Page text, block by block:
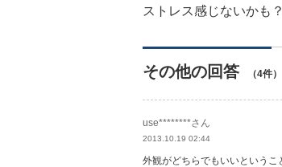
ストレス感じないかも
その他の回答 （4件）
use********さん
2013.10.19 02:44
外観がどちらでもいいというこ